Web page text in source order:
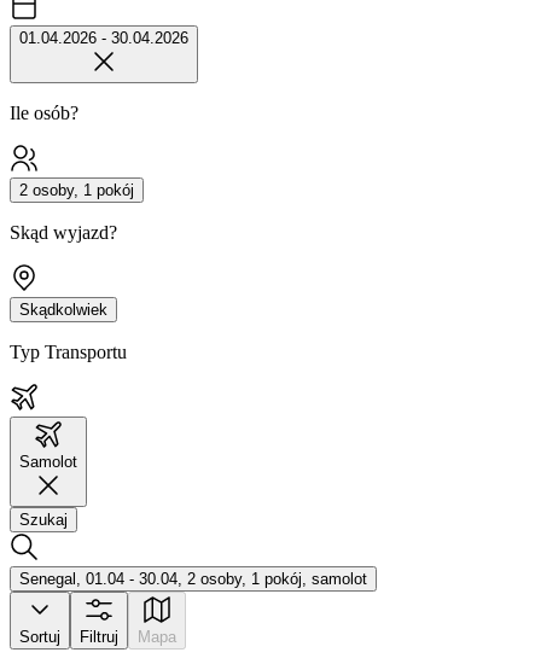
01.04.2026 - 30.04.2026
Ile osób?
2 osoby, 1 pokój
Skąd wyjazd?
Skądkolwiek
Typ Transportu
Samolot
Szukaj
Senegal, 01.04 - 30.04, 2 osoby, 1 pokój, samolot
Sortuj Filtruj Mapa